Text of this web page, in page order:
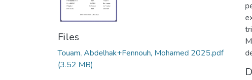
Files
Touam, Abdelhak+Fennouh, Mohamed 2025.pdf
(3.52 MB)